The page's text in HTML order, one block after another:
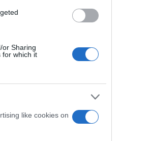
or Sharing
for which it
like cookies on
que
la
de